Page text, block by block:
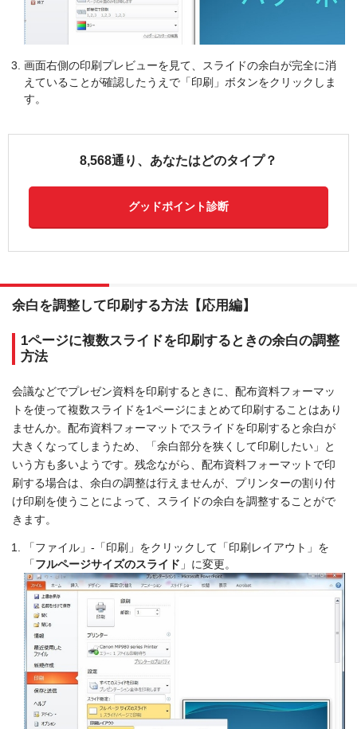
画面右側の印刷プレビューを見て、スライドの余白が完全に消
えていることが確認したうえで「印刷」ボタンをクリックしま
す。
8,568通り、あなたはどのタイプ？
グッドポイント診断
余白を調整して印刷する方法【応用編】
1ページに複数スライドを印刷するときの余白の調整
方法
会議などでプレゼン資料を印刷するときに、配布資料フォーマッ
トを使って複数スライドを1ページにまとめて印刷することはあり
ませんか。配布資料フォーマットでスライドを印刷すると余白が
大きくなってしまうため、「余白部分を狭くして印刷したい」と
いう方も多いようです。残念ながら、配布資料フォーマットで印
刷する場合は、余白の調整は行えませんが、プリンターの割り付
け印刷を使うことによって、スライドの余白を調整することがで
きます。
「ファイル」-「印刷」をクリックして「印刷レイアウト」を
「フルページサイズのスライド 」に変更。